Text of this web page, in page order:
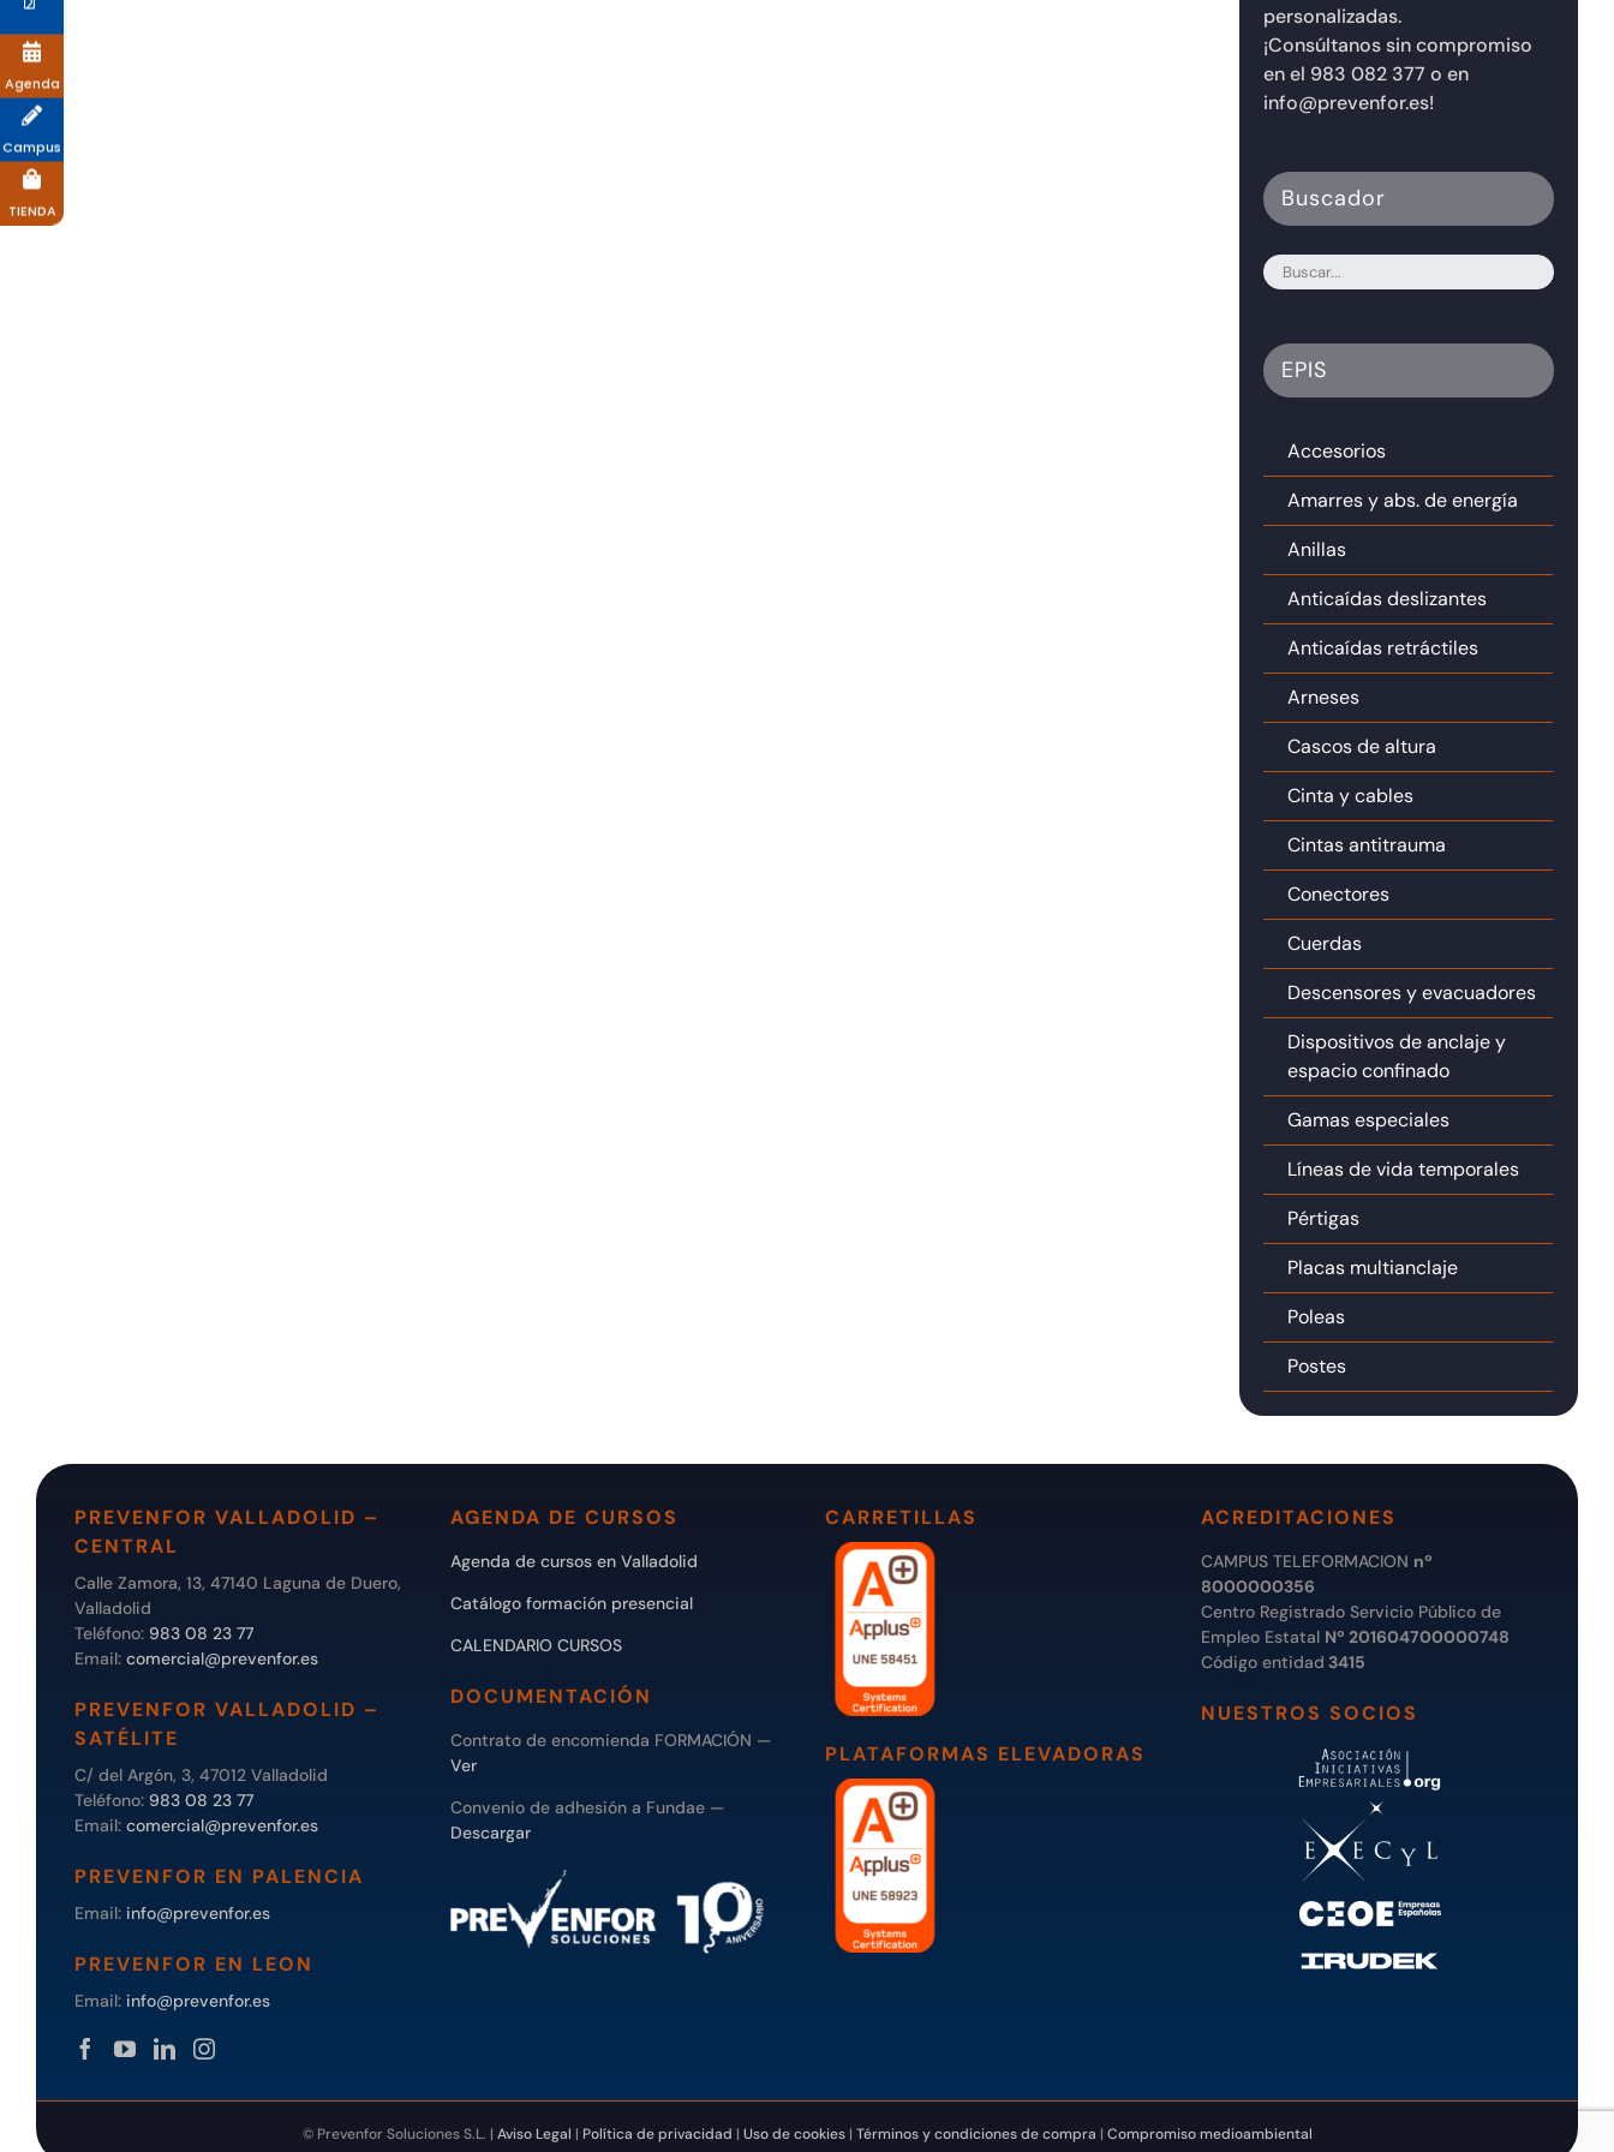
personalizadas.
¡Consúltanos sin compromiso
en el 983 082 377 o en
info@prevenfor.es!
Buscador
EPIS
Accesorios
Amarres y abs. de energía
Anillas
Anticaídas deslizantes
Anticaídas retráctiles
Arneses
Cascos de altura
Cinta y cables
Cintas antitrauma
Conectores
Cuerdas
Descensores y evacuadores
Dispositivos de anclaje y
espacio confinado
Gamas especiales
Líneas de vida temporales
Pértigas
Placas multianclaje
Poleas
Postes
PREVENFOR VALLADOLID –
CENTRAL
Calle Zamora, 13, 47140 Laguna de Duero,
Valladolid
Teléfono: 983 08 23 77
Email: comercial@prevenfor.es
PREVENFOR VALLADOLID –
SATÉLITE
C/ del Argón, 3, 47012 Valladolid
Teléfono: 983 08 23 77
Email: comercial@prevenfor.es
PREVENFOR EN PALENCIA
Email: info@prevenfor.es
PREVENFOR EN LEON
Email: info@prevenfor.es
AGENDA DE CURSOS
Agenda de cursos en Valladolid
Catálogo formación presencial
CALENDARIO CURSOS
DOCUMENTACIÓN
Contrato de encomienda FORMACIÓN —
Ver
Convenio de adhesión a Fundae —
Descargar
CARRETILLAS
PLATAFORMAS ELEVADORAS
ACREDITACIONES
CAMPUS TELEFORMACION nº
8000000356
Centro Registrado Servicio Público de
Empleo Estatal Nº 201604700000748
Código entidad 3415
NUESTROS SOCIOS
© Prevenfor Soluciones S.L. | Aviso Legal | Política de privacidad | Uso de cookies| Términos y condiciones de compra | Compromiso medioambiental
Agenda
Campus
TIENDA